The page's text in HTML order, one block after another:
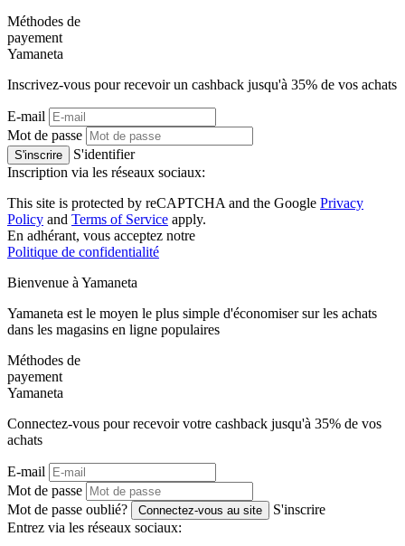
Méthodes de
payement
Yamaneta
Inscrivez-vous pour recevoir un cashback jusqu'à 35% de vos achats
E-mail
Mot de passe
S'inscrire
S'identifier
Inscription via les réseaux sociaux:
This site is protected by reCAPTCHA and the Google Privacy
Policy and Terms of Service apply.
En adhérant, vous acceptez notre
Politique de confidentialité
Bienvenue à Yamaneta
Yamaneta est le moyen le plus simple d'économiser sur les achats
dans les magasins en ligne populaires
Méthodes de
payement
Yamaneta
Connectez-vous pour recevoir votre cashback jusqu'à 35% de vos
achats
E-mail
Mot de passe
Mot de passe oublié?
Connectez-vous au site
S'inscrire
Entrez via les réseaux sociaux: